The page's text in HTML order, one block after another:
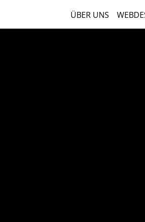
ÜBER UNS